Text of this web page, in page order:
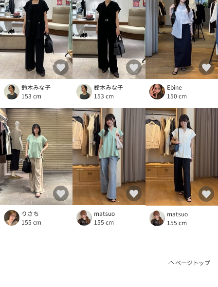
鈴木みな子
153 cm
鈴木みな子
153 cm
Ebine
150 cm
りさち
155 cm
matsuo
155 cm
matsuo
155 cm
ページトップ